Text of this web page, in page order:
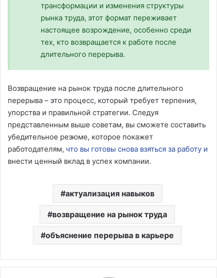
трансформации и изменения структуры
рынка труда, этот формат переживает
настоящее возрождение, особенно среди
тех, кто возвращается к работе после
длительного перерыва.
Возвращение на рынок труда после длительного
перерыва – это процесс, который требует терпения,
упорства и правильной стратегии. Следуя
представленным выше советам, вы сможете составить
убедительное резюме, которое покажет
работодателям, что вы готовы снова взяться за работу и
внести ценный вклад в успех компании.
актуализация навыков
возвращение на рынок труда
объяснение перерыва в карьере